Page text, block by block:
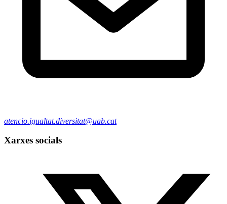
atencio.igualtat.diversitat@uab.cat
Xarxes socials